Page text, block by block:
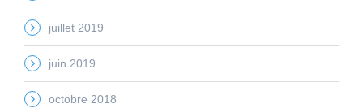
juillet 2019
juin 2019
octobre 2018